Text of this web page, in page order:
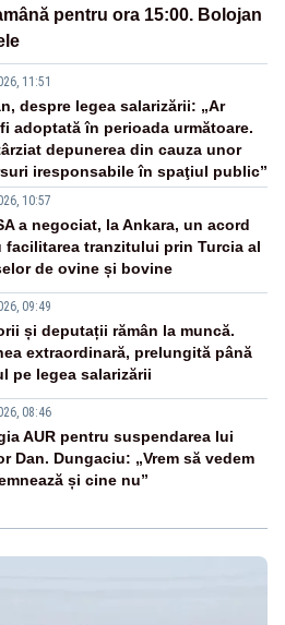
pentru ora 15:00. Bolojan
11:51
despre legea salarizării: „Ar
adoptată în perioada următoare.
depunerea din cauza unor
iresponsabile în spaţiul public”
10:57
a negociat, la Ankara, un acord
facilitarea tranzitului prin Turcia al
de ovine și bovine
09:49
și deputații rămân la muncă.
extraordinară, prelungită până
pe legea salarizării
08:46
AUR pentru suspendarea lui
Dan. Dungaciu: „Vrem să vedem
și cine nu”